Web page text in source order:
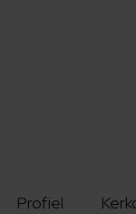
Profiel